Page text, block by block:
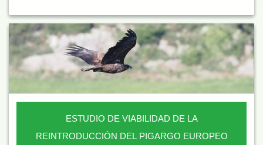
ESTUDIO DE VIABILIDAD DE LA
REINTRODUCCIÓN DEL PIGARGO EUROPEO